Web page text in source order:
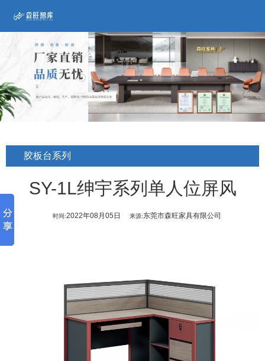
胶板台系列
SY-1L绅宇系列单人位屏风
时间:2022年08月05日 来源:东莞市森旺家具有限公司